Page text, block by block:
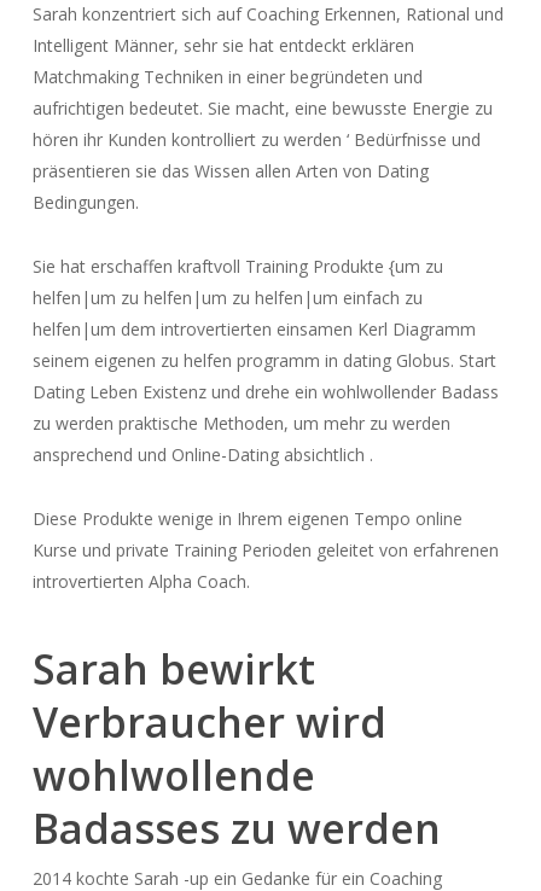
Sarah konzentriert sich auf Coaching Erkennen, Rational und
Intelligent Männer, sehr sie hat entdeckt erklären
Matchmaking Techniken in einer begründeten und
aufrichtigen bedeutet. Sie macht, eine bewusste Energie zu
hören ihr Kunden kontrolliert zu werden ‘ Bedürfnisse und
präsentieren sie das Wissen allen Arten von Dating
Bedingungen.
Sie hat erschaffen kraftvoll Training Produkte {um zu
helfen|um zu helfen|um zu helfen|um einfach zu
helfen|um dem introvertierten einsamen Kerl Diagramm
seinem eigenen zu helfen programm in dating Globus. Start
Dating Leben Existenz und drehe ein wohlwollender Badass
zu werden praktische Methoden, um mehr zu werden
ansprechend und Online-Dating absichtlich .
Diese Produkte wenige in Ihrem eigenen Tempo online
Kurse und private Training Perioden geleitet von erfahrenen
introvertierten Alpha Coach.
Sarah bewirkt
Verbraucher wird
wohlwollende
Badasses zu werden
2014 kochte Sarah -up ein Gedanke für ein Coaching